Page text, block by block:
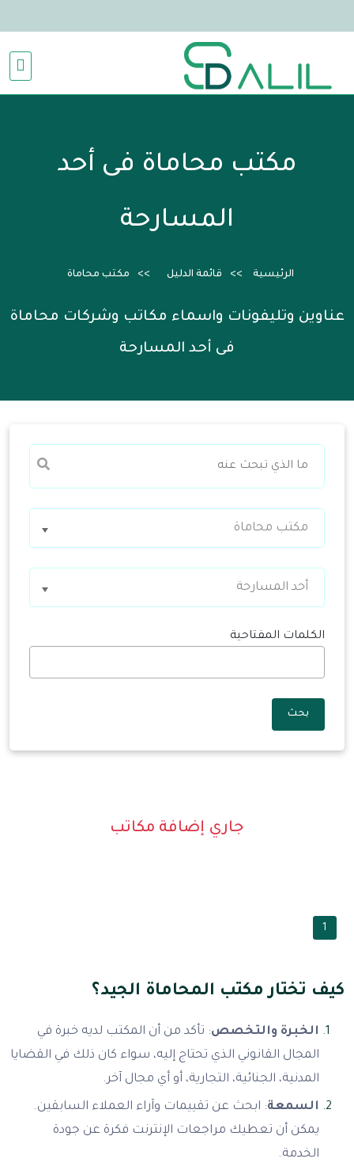
مكتب محاماة فى أحد
المسارحة
الرئيسية قائمة الدليل مكتب محاماة
عناوين وتليفونات واسماء مكاتب وشركات محاماة
فى أحد المسارحة
مكتب محاماة
أحد المسارحة
الكلمات المفتاحية
بحث
جاري إضافة مكاتب
1
كيف تختار مكتب المحاماة الجيد؟
الخبرة والتخصص: تأكد من أن المكتب لديه خبرة في
المجال القانوني الذي تحتاج إليه، سواء كان ذلك في القضايا
المدنية، الجنائية، التجارية، أو أي مجال آخر.
السمعة: ابحث عن تقييمات وآراء العملاء السابقين.
يمكن أن تعطيك مراجعات الإنترنت فكرة عن جودة
الخدمة.